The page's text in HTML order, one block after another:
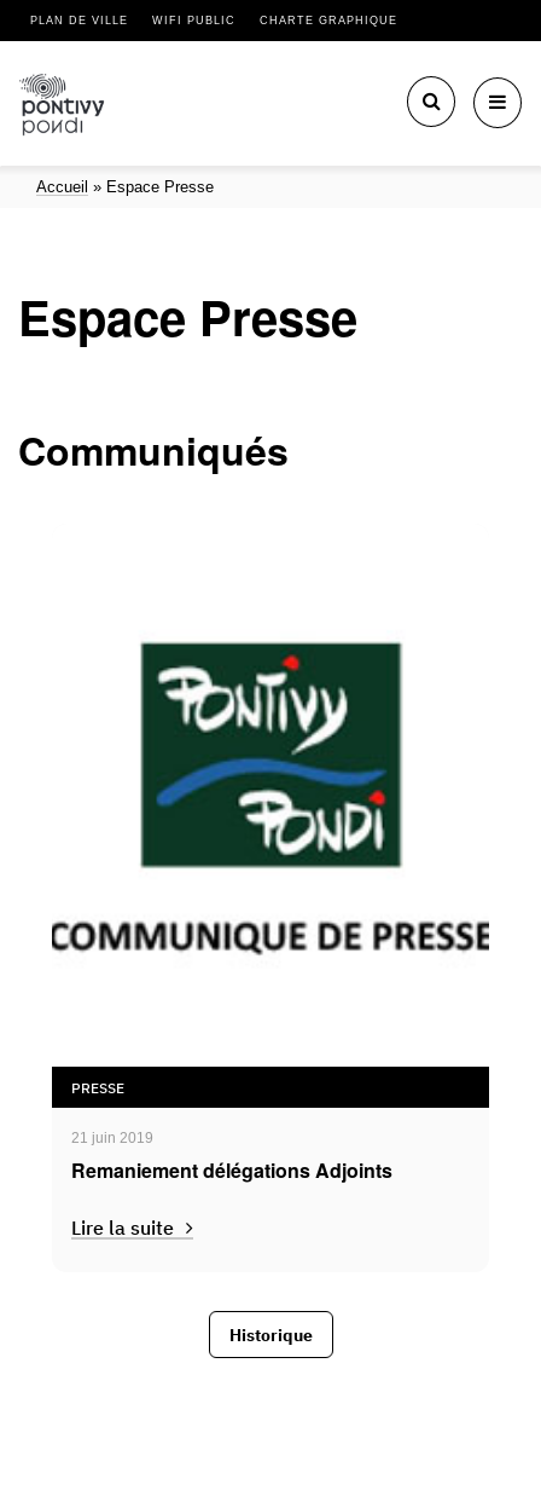
PLAN DE VILLE WIFI PUBLIC CHARTE GRAPHIQUE
Accueil » Espace Presse
Espace Presse
Communiqués
PRESSE
21 juin 2019
Remaniement délégations Adjoints
Lire la suite
Historique